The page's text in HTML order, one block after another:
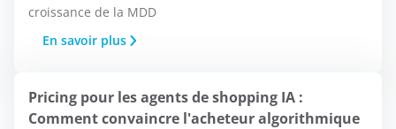
croissance de la MDD
En savoir plus
Pricing pour les agents de shopping IA :
Comment convaincre l'acheteur algorithmique